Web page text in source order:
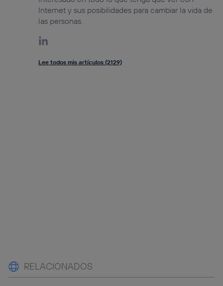
Internet y sus posibilidades para cambiar la vida de
las personas.
Lee todos mis artículos (2129)
RELACIONADOS